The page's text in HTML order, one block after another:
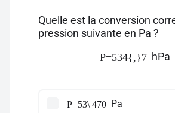
Quelle est la conversion
pression suivante en Pa ?
P=534{,}7 hPa
P=53\ 470 Pa